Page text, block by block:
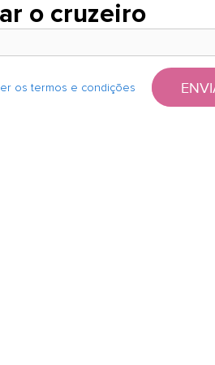
o cruzeiro
os termos e condições